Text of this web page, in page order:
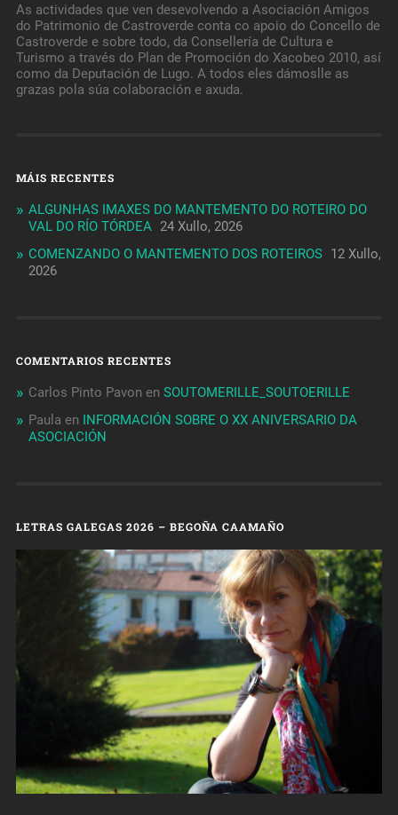
As actividades que ven desevolvendo a Asociación Amigos
do Patrimonio de Castroverde conta co apoio do Concello de
Castroverde e sobre todo, da Consellería de Cultura e
Turismo a través do Plan de Promoción do Xacobeo 2010, así
como da Deputación de Lugo. A todos eles dámoslle as
grazas pola súa colaboración e axuda.
MÁIS RECENTES
ALGUNHAS IMAXES DO MANTEMENTO DO ROTEIRO DO
VAL DO RÍO TÓRDEA 24 Xullo, 2026
COMENZANDO O MANTEMENTO DOS ROTEIROS 12 Xullo,
2026
COMENTARIOS RECENTES
Carlos Pinto Pavon en SOUTOMERILLE_SOUTOERILLE
Paula en INFORMACIÓN SOBRE O XX ANIVERSARIO DA
ASOCIACIÓN
LETRAS GALEGAS 2026 – BEGOÑA CAAMAÑO